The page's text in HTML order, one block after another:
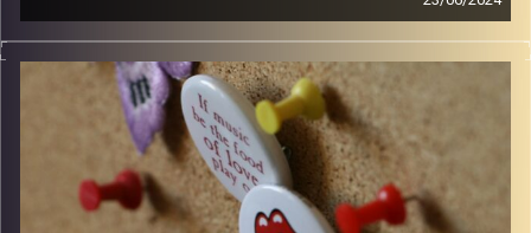
קלאסיקות רוק עם אורן הוף
włodi